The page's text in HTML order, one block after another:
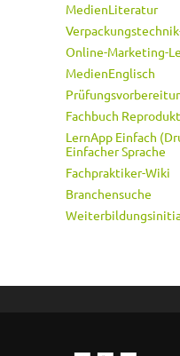
MedienLiteratur
Online-Marketing-
MedienEnglisch
Fachbuch
LernApp Einfach
Einfacher Sprache
Fachpraktiker-Wiki
Branchensuche